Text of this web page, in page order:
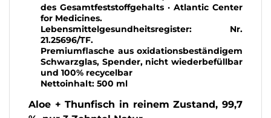
des Gesamtfeststoffgehalts · Atlantic Center
for Medicines.
Lebensmittelgesundheitsregister: Nr.
21.25696/TF.
Premiumflasche aus oxidationsbeständigem
Schwarzglas, Spender, nicht wiederbefüllbar
und 100% recycelbar
Nettoinhalt: 500 ml
Aloe + Thunfisch in reinem Zustand, 99,7